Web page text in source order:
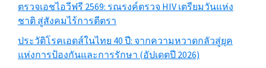
ตรวจเอชไอวีฟรี 2569: รณรงค์ตรวจ HIV เตรียมวันแห่ง
ชาติ สู่สังคมไร้การตีตรา
ประวัติโรคเอดส์ในไทย 40 ปี: จากความหวาดกลัวสู่ยุค
แห่งการป้องกันและการรักษา (อัปเดตปี 2026)